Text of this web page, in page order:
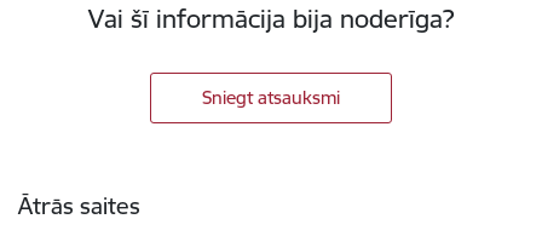
Vai šī informācija bija noderīga?
Sniegt atsauksmi
Ātrās saites